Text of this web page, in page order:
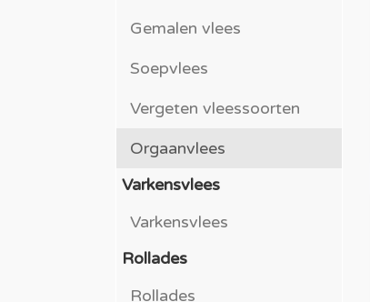
Gemalen vlees
Soepvlees
Vergeten vleessoorten
Orgaanvlees
Varkensvlees
Varkensvlees
Rollades
Rollades